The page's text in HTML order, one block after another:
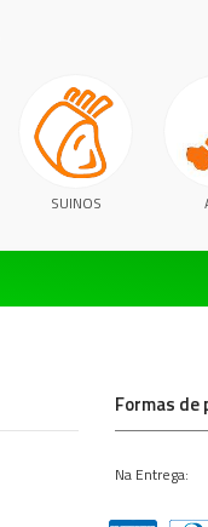
SUINOS
Formas de
Na Entrega: